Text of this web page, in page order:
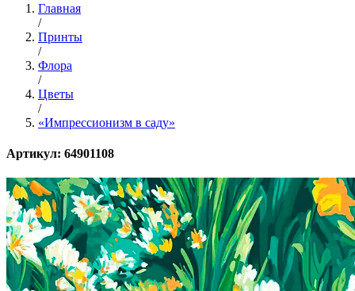
Главная
/
Принты
/
Флора
/
Цветы
/
«Импрессионизм в саду»
Артикул: 64901108